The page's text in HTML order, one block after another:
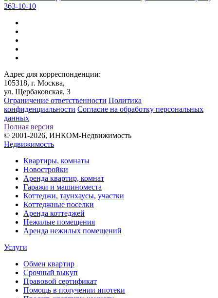
363-10-10
Адрес для корреспонденции:
105318, г. Москва,
ул. Щербаковская, 3
Ограничение ответственности Политика
конфиденциальности Согласие на обработку персональных
данных
Полная версия
© 2001-2026, ИНКОМ-Недвижимость
Недвижимость
Квартиры, комнаты
Новостройки
Аренда квартир, комнат
Гаражи и машиноместа
Коттеджи, таунхаусы, участки
Коттеджные поселки
Аренда коттеджей
Нежилые помещения
Аренда нежилых помещений
Услуги
Обмен квартир
Срочный выкуп
Правовой сертификат
Помощь в получении ипотеки